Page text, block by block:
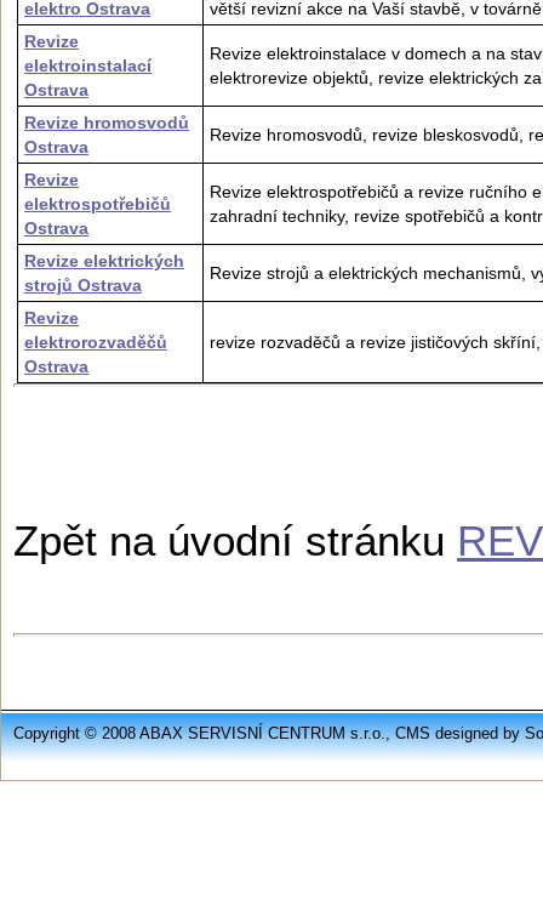
elektro Ostrava
větší revizní akce na Vaší stavbě, v
Revize
elektroinstalací
Ostrava
Revize elektroinstalace v domech a na
elektrorevize objektů, revize elektrických
Revize hromosvodů
Ostrava
Revize hromosvodů, revize bleskosvodů,
Revize
elektrospotřebičů
Ostrava
Revize elektrospotřebičů a revize ručního
zahradní techniky, revize spotřebičů a
Revize elektrických
strojů Ostrava
Revize strojů a elektrických mechanismů,
Revize
elektrorozvaděčů
Ostrava
revize rozvaděčů a revize jističových
Zpět na úvodní stránku
Copyright © 2008 ABAX SERVISNÍ CENTRUM s.r.o., CMS designed by